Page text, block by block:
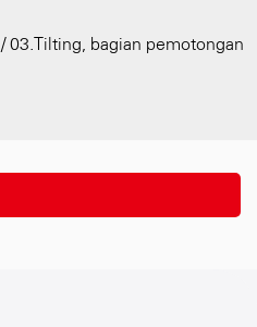
/03.Tilting, bagian pemotongan